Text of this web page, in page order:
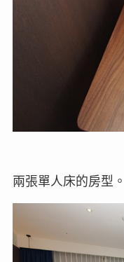
兩張單人床的房型。